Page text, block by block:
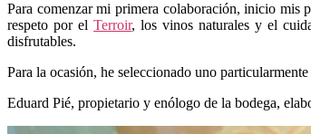
Para comenzar mi primera colaboración, inicio mis
respeto por elTerroir, los vinos naturales y el
disfrutables.
Para la ocasión, he seleccionado uno
Eduard Pié, propietario y enólogo de la bodega,